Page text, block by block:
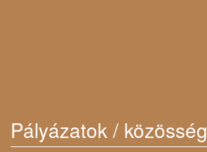
Pályázatok / közösség